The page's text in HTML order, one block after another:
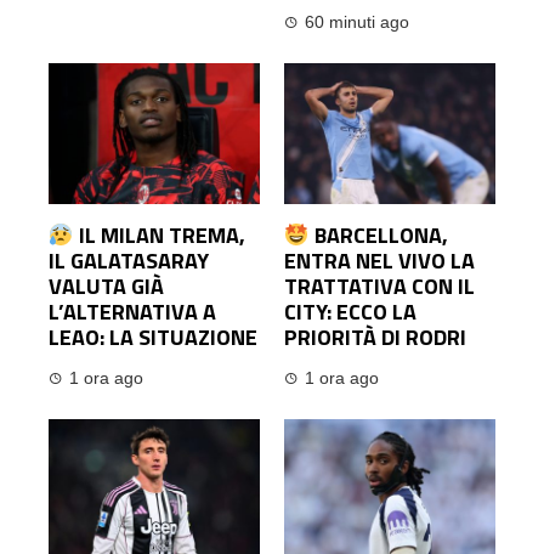
60 minuti ago
IL MILAN TREMA,
IL GALATASARAY
VALUTA GIÀ
L’ALTERNATIVA A
LEAO: LA SITUAZIONE
1 ora ago
BARCELLONA,
ENTRA NEL VIVO LA
TRATTATIVA CON IL
CITY: ECCO LA
PRIORITÀ DI RODRI
1 ora ago